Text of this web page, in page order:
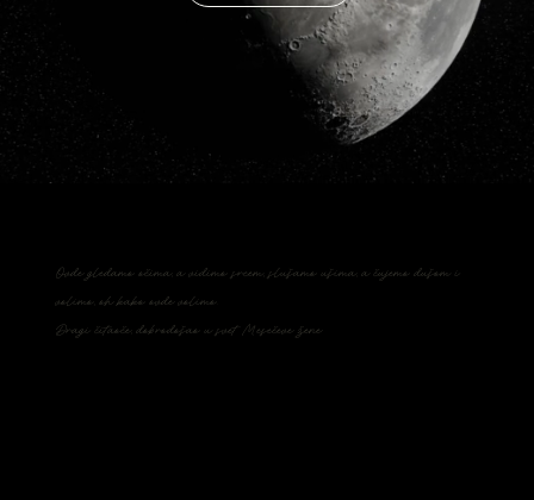
Ovde gledamo očima, a vidimo srcem, slušamo ušima, a čujemo dušom i
volimo, oh kako ovde volimo.
Dragi čitaoče, dobrodošao u svet Mesečeve žene